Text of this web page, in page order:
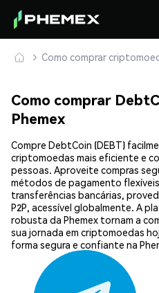
Como comprar
Como comprar
Phemex
Compre DebtCoin (DEBT)
criptomoedas mais eficiente e
pessoas. Aproveite compras
métodos de pagamento
transferências bancárias,
P2P, acessível globalmente. A
robusta da Phemex tornam a
sua jornada em criptomoedas
forma segura e confiante na